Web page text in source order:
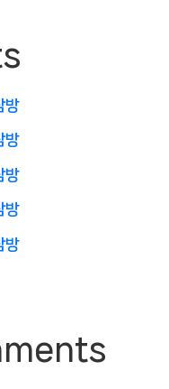
방
방
방
방
방